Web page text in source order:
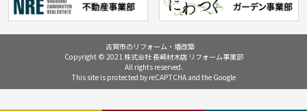
古賀市のリフォーム・増改築
Copyright © 2021 株式会社 長崎材木店 リフォーム事業部
All rights reserved.
This site is protected by reCAPTCHA and the Google